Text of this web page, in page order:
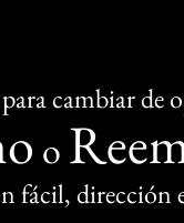
cambiar de
o
fácil, dirección